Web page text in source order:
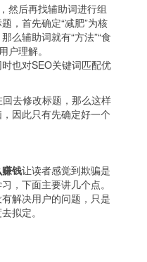
然后再找辅助词进行组
，首先确定“减肥”为核
么辅助词就有“方法”“食
理解。
也对SEO关键词匹配优
去修改标题，那么这样
因此只有先确定好一个
钱让读者感觉到欺骗是
，下面主要讲几个点。
解决用户的问题，只是
拟定。